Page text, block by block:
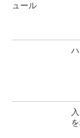
ュール